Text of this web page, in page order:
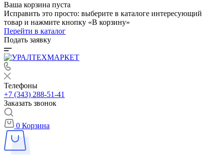
Ваша корзина пуста
Исправить это просто: выберите в каталоге интересующий
товар и нажмите кнопку «В корзину»
Перейти в каталог
Подать заявку
Телефоны
+7 (343) 288-51-41
Заказать звонок
0 Корзина